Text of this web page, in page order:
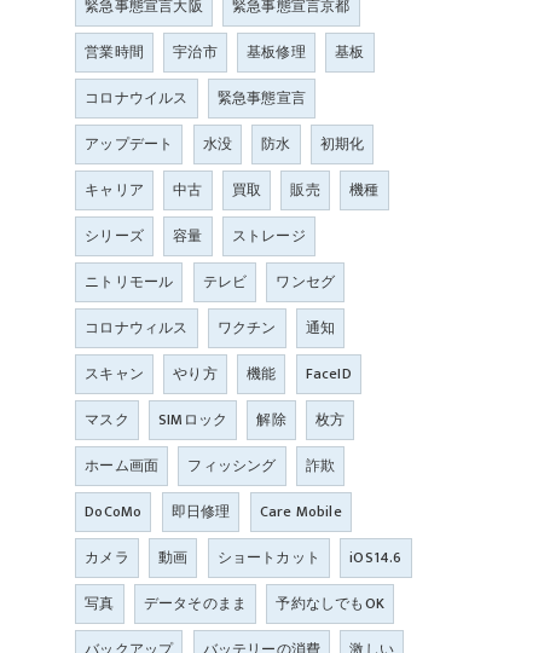
緊急事態宣言大阪
緊急事態宣言京都
営業時間
宇治市 基板修理
基板
コロナウイルス
緊急事態宣言
アップデート
水没 防水
初期化
キャリア
中古 買取 販売
機種
シリーズ
容量
ストレージ
ニトリモール
テレビ
ワンセグ
コロナウィルス
ワクチン
通知
スキャン
やり方 機能
FaceID
マスク
SIMロック 解除
枚方
ホーム画面
フィッシング
詐欺
DoCoMo
即日修理
Care Mobile
カメラ
動画 ショートカット
iOS14.6
写真
データそのまま
予約なしでもOK